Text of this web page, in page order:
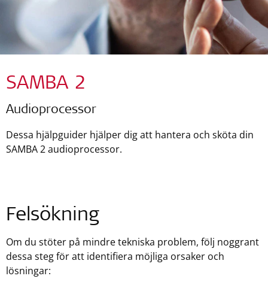
SAMBA 2
Audioprocessor
Dessa hjälpguider hjälper dig att hantera och sköta din
SAMBA 2 audioprocessor.
Felsökning
Om du stöter på mindre tekniska problem, följ noggrant
dessa steg för att identifiera möjliga orsaker och
lösningar: